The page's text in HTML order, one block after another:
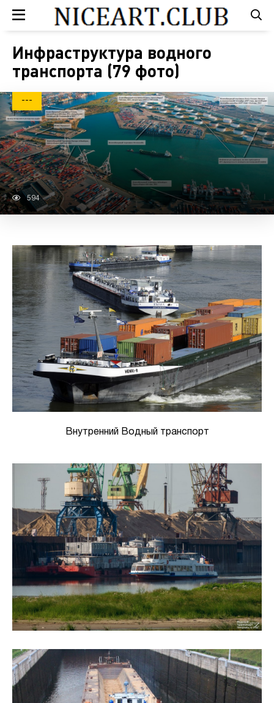
Инфраструктура водного
транспорта (79 фото)
---
594
Внутренний Водный транспорт